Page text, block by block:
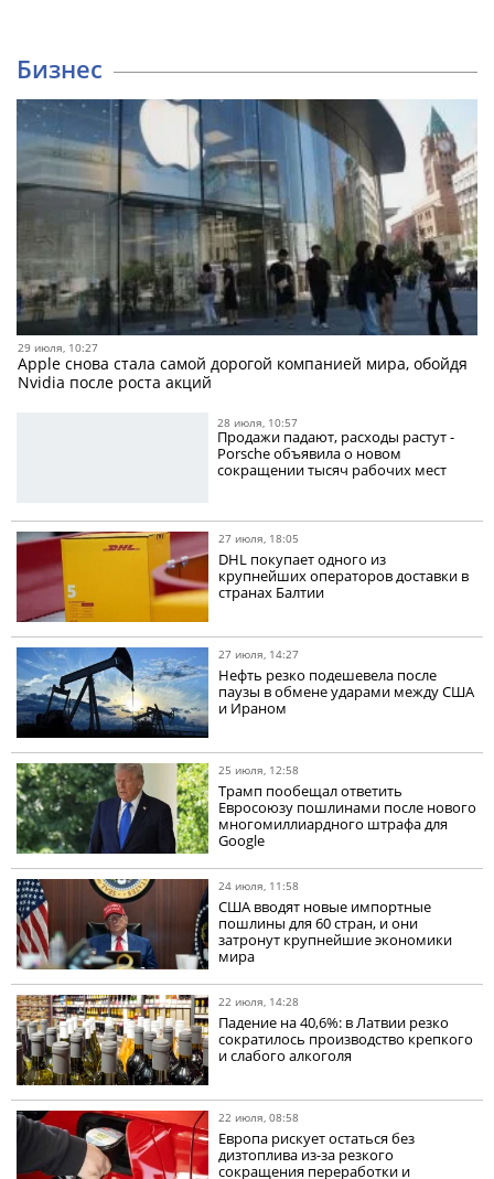
Бизнес
29 июля, 10:27
Apple снова стала самой дорогой компанией мира, обойдя
Nvidia после роста акций
28 июля, 10:57
Продажи падают, расходы растут -
Porsche объявила о новом
сокращении тысяч рабочих мест
27 июля, 18:05
DHL покупает одного из
крупнейших операторов доставки в
странах Балтии
27 июля, 14:27
Нефть резко подешевела после
паузы в обмене ударами между США
и Ираном
25 июля, 12:58
Трамп пообещал ответить
Евросоюзу пошлинами после нового
многомиллиардного штрафа для
Google
24 июля, 11:58
США вводят новые импортные
пошлины для 60 стран, и они
затронут крупнейшие экономики
мира
22 июля, 14:28
Падение на 40,6%: в Латвии резко
сократилось производство крепкого
и слабого алкоголя
22 июля, 08:58
Европа рискует остаться без
дизтоплива из-за резкого
сокращения переработки и